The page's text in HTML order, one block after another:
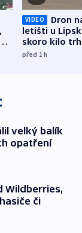
VIDEO
Dron
letišti u
skoro kilo
indicie
před 1h
velký balík
opatření
Wildberries,
či